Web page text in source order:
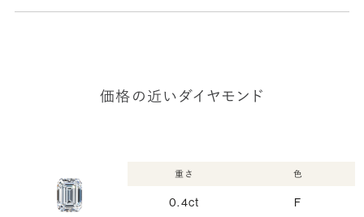
価格の近いダイヤモンド
重さ
0.4ct
色
F